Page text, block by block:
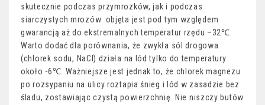
skutecznie podczas przymrozków, jak i podczas
siarczystych mrozów: objęta jest pod tym względem
gwarancją aż do ekstremalnych temperatur rzędu –32℃.
Warto dodać dla porównania, że zwykła sól drogowa
(chlorek sodu, NaCl) działa na lód tylko do temperatury
około -6℃. Ważniejsze jest jednak to, że chlorek magnezu
po rozsypaniu na ulicy roztapia śnieg i lód w zasadzie bez
śladu, zostawiając czystą powierzchnię. Nie niszczy butów